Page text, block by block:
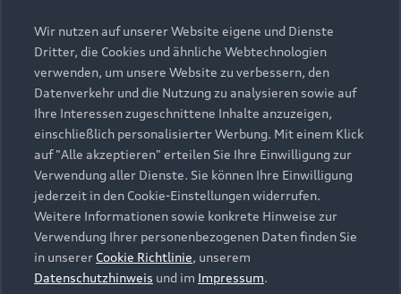
Wir nutzen auf unserer Website eigene und Dienste
Dritter, die Cookies und ähnliche Webtechnologien
verwenden, um unsere Website zu verbessern, den
Datenverkehr und die Nutzung zu analysieren sowie auf
Ihre Interessen zugeschnittene Inhalte anzuzeigen,
einschließlich personalisierter Werbung. Mit einem Klick
auf "Alle akzeptieren" erteilen Sie Ihre Einwilligung zur
Verwendung aller Dienste. Sie können Ihre Einwilligung
jederzeit in den Cookie-Einstellungen widerrufen.
Weitere Informationen sowie konkrete Hinweise zur
Verwendung Ihrer personenbezogenen Daten finden Sie
in unserer Cookie Richtlinie, unserem
Datenschutzhinweis und im Impressum.
Alle Modelle
Modelle vergleichen
Elektromodelle
Plug-in-Hybride
Kaufen & leasen
Neuwagensuche
Gebrauchtwagensuche
Gebrauchtwagen
Finanzierung
Aktionen & Angebote
Geschäftskunden
Service & Zubehör
Saisonale Angebote
Audi Services
Garantie
Audi digital services
myAudi
Support
Kundenservice
Händlersuche
Audi Code
Über Audi
Unternehmen
Karriere